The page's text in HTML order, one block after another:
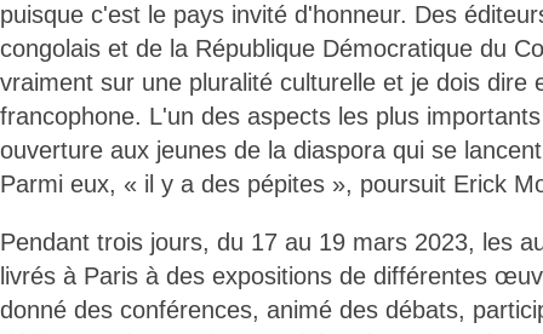
puisque c'est le pays invité d'honneur. Des
congolais et de la République Démocratique du
vraiment sur une pluralité culturelle et je dois dire
francophone. L'un des aspects les plus
ouverture aux jeunes de la diaspora qui se
Parmi eux, « il y a des pépites », poursuit Erick
Pendant trois jours, du 17 au 19 mars 2023, les
livrés à Paris à des expositions de différentes
donné des conférences, animé des débats,